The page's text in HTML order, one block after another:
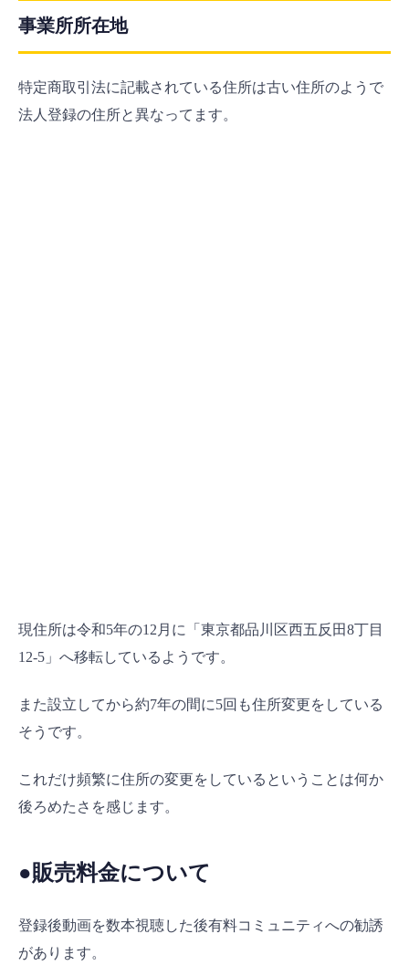
事業所所在地
特定商取引法に記載されている住所は古い住所のようで
法人登録の住所と異なってます。
現住所は令和5年の12月に「東京都品川区西五反田8丁目
12-5」へ移転しているようです。
また設立してから約7年の間に5回も住所変更をしている
そうです。
これだけ頻繁に住所の変更をしているということは何か
後ろめたさを感じます。
●販売料金について
登録後動画を数本視聴した後有料コミュニティへの勧誘
があります。